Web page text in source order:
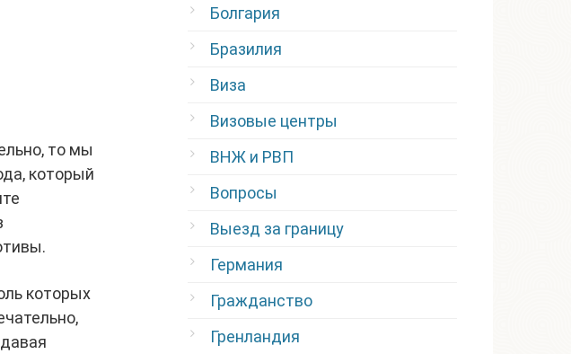
то мы
который
которых
Болгария
Бразилия
Виза
Визовые центры
ВНЖ и РВП
Вопросы
Выезд за границу
Германия
Гражданство
Гренландия